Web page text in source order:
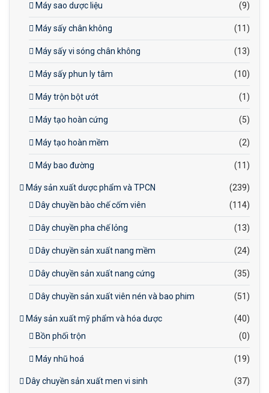
Máy sao dược liệu (9)
Máy sấy chân không (11)
Máy sấy vi sóng chân không (13)
Máy sấy phun ly tâm (10)
Máy trộn bột ướt (1)
Máy tạo hoàn cứng (5)
Máy tạo hoàn mềm (2)
Máy bao đường (11)
Máy sản xuất dược phẩm và TPCN
(239)
Dây chuyền bào chế cốm viên
(114)
Dây chuyền pha chế lỏng (13)
Dây chuyền sản xuất nang mềm (24)
Dây chuyền sản xuất nang cứng (35)
Dây chuyền sản xuất viên nén và bao phim (51)
Máy sản xuất mỹ phẩm và hóa dược
(40)
Bồn phối trộn
(0)
Máy nhũ hoá (19)
Dây chuyền sản xuất men vi sinh
(37)